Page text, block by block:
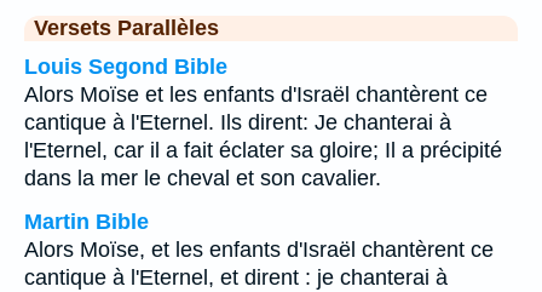
Versets Parallèles
Louis Segond Bible
Alors Moïse et les enfants d'Israël chantèrent ce
cantique à l'Eternel. Ils dirent: Je chanterai à
l'Eternel, car il a fait éclater sa gloire; Il a précipité
dans la mer le cheval et son cavalier.
Martin Bible
Alors Moïse, et les enfants d'Israël chantèrent ce
cantique à l'Eternel, et dirent : je chanterai à